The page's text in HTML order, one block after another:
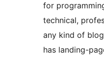
for
technical,
any kind of
has landing-